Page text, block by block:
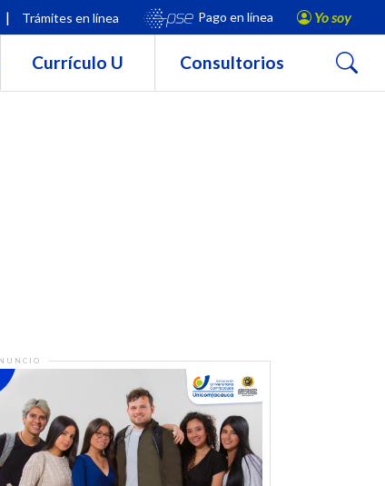
| Trámites en línea Pago en línea Yo soy
Currículo U Consultorios Buscar